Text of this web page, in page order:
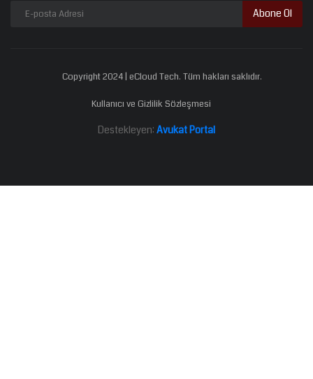
Abone Ol
Copyright 2024 | eCloud Tech. Tüm hakları saklıdır.
Kullanıcı ve Gizlilik Sözleşmesi
Destekleyen: Avukat Portal